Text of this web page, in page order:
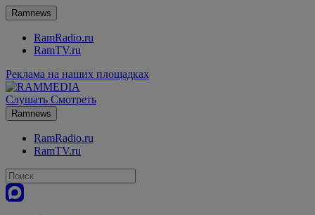
Ramnews
RamRadio.ru
RamTV.ru
Реклама на наших площадках
Слушать Смотреть
Ramnews
RamRadio.ru
RamTV.ru